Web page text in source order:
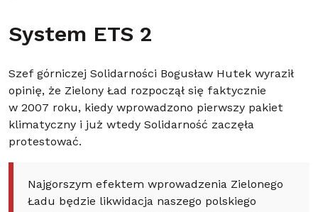
System ETS 2
Szef górniczej Solidarności Bogusław Hutek wyraził
opinię, że Zielony Ład rozpoczął się faktycznie
w 2007 roku, kiedy wprowadzono pierwszy pakiet
klimatyczny i już wtedy Solidarność zaczęła
protestować.
Najgorszym efektem wprowadzenia Zielonego
Ładu będzie likwidacja naszego polskiego